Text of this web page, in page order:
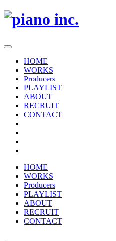
HOME
WORKS
Producers
PLAYLIST
ABOUT
RECRUIT
CONTACT
HOME
WORKS
Producers
PLAYLIST
ABOUT
RECRUIT
CONTACT